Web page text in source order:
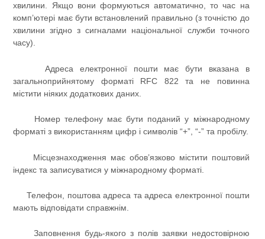
хвилини. Якщо вони формуються автоматично, то час на
комп’ютері має бути встановлений правильно (з точністю до
хвилини згідно з сигналами національної служби точного
часу).
Адреса електронної пошти має бути вказана в
загальноприйнятому форматі RFC 822 та не повинна
містити ніяких додаткових даних.
Номер телефону має бути поданий у міжнародному
форматі з використанням цифр і символів “+”, “-” та пробілу.
Місцезнаходження має обов’язково містити поштовий
індекс та записуватися у міжнародному форматі.
Телефон, поштова адреса та адреса електронної пошти
мають відповідати справжнім.
Заповнення будь-якого з полів заявки недостовірною